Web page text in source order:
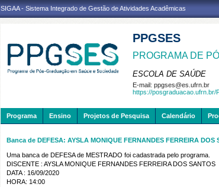
SIGAA - Sistema Integrado de Gestão de Atividades Acadêmicas
PPGSES
PROGRAMA DE
ESCOLA DE SAÚDE
E-mail: ppgses@es.ufrn.br
https://posgraduacao.ufrn.br/
Programa Ensino Projetos de Pesquisa Calendário
Banca de DEFESA: AYSLA MONIQUE FERNANDES FERREIRA DOS
Uma banca de DEFESA de MESTRADO foi cadastrada pelo programa.
DISCENTE : AYSLA MONIQUE FERNANDES FERREIRA DOS SANTOS
DATA : 16/09/2020
HORA: 14:00